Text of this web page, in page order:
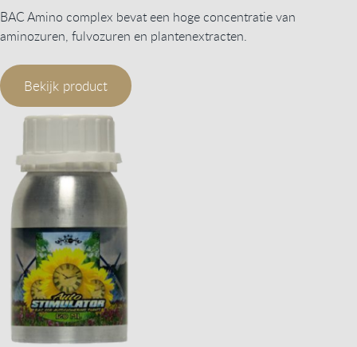
BAC Amino complex bevat een hoge concentratie van
aminozuren, fulvozuren en plantenextracten.
Bekijk product